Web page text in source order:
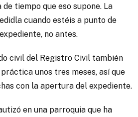
tiempo que eso supone. La
cuando estéis a punto de
no antes.
civil del Registro Civil también
unos tres meses, así que
con la apertura del expediente.
en una parroquia que ha